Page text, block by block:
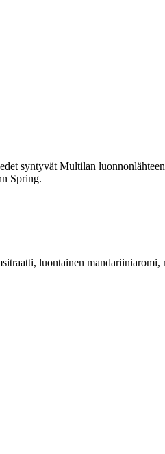
syntyvät Multilan
Spring.
luontainen